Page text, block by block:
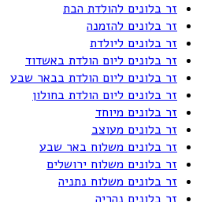
זר בלונים להולדת הבת
זר בלונים להזמנה
זר בלונים ליולדת
זר בלונים ליום הולדת באשדוד
זר בלונים ליום הולדת בבאר שבע
זר בלונים ליום הולדת בחולון
זר בלונים מיוחד
זר בלונים מעוצב
זר בלונים משלוח באר שבע
זר בלונים משלוח ירושלים
זר בלונים משלוח נתניה